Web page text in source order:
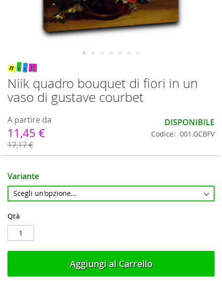
Vai
all'inizio
della
galleria
di
Niik quadro bouquet di fiori in un
vaso di gustave courbet
A partire da
11,45 €
17,17 €
DISPONIBILE
Codice 001.GCBFV
Variante
Qtà
Aggiungi al Carrello